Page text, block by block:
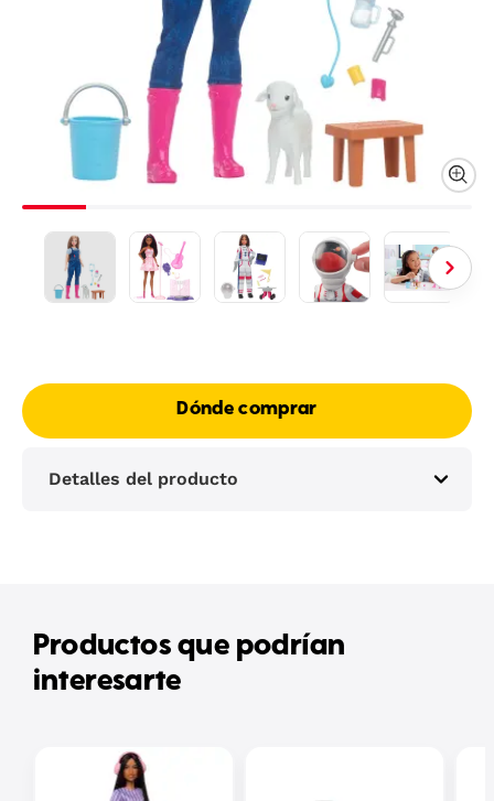
Dónde comprar
Detalles del producto
Productos que podrían
interesarte